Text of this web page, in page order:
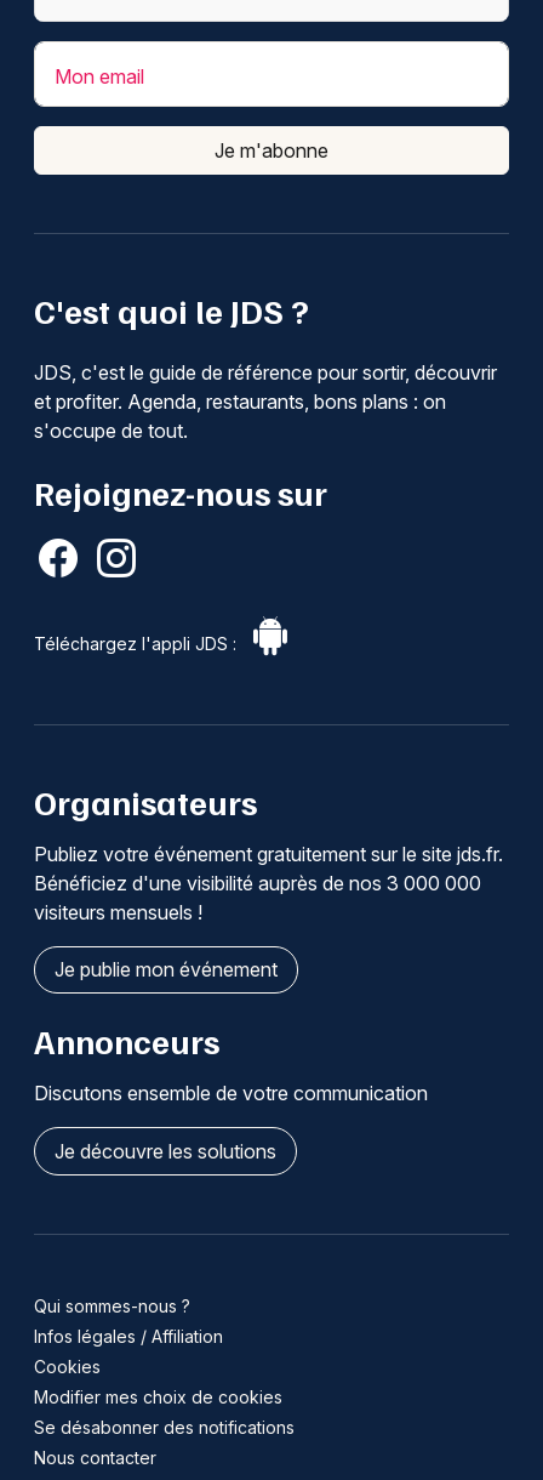
C'est quoi le JDS ?
JDS, c'est le guide de référence pour sortir, découvrir
et profiter. Agenda, restaurants, bons plans : on
s'occupe de tout.
Rejoignez-nous sur
Téléchargez l'appli JDS :
Mon email
Je m'abonne
Organisateurs
Publiez votre événement gratuitement sur le site jds.fr.
Bénéficiez d'une visibilité auprès de nos 3 000 000
visiteurs mensuels !
Je publie mon événement
Annonceurs
Discutons ensemble de votre communication
Je découvre les solutions
Qui sommes-nous ?
Infos légales / Affiliation
Cookies
Modifier mes choix de cookies
Se désabonner des notifications
Nous contacter